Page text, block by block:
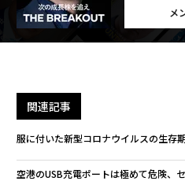
メ
関連記事
服に付いた新型コロナウイルスの生
空港のUSB充電ポートは極めて危険、